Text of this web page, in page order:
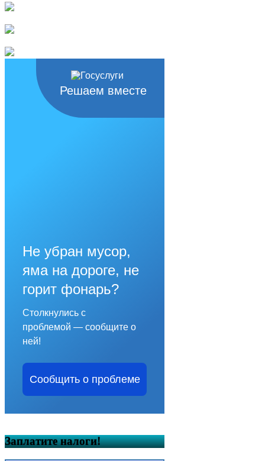
Решаем вместе
Не убран мусор,
яма на дороге, не
горит фонарь?
Столкнулись с
проблемой — сообщите о
ней!
Сообщить о проблеме
Заплатите налоги!